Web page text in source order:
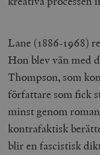
Lane (1886-1968)
Hon blev vän med
Thompson, som
författare som fick
minst genom
kontrafaktisk
blir en fascistisk